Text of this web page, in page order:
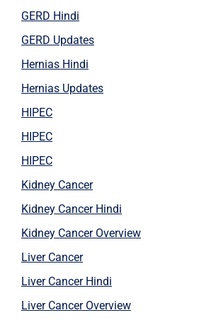
GERD Hindi
GERD Updates
Hernias Hindi
Hernias Updates
HIPEC
HIPEC
HIPEC
Kidney Cancer
Kidney Cancer Hindi
Kidney Cancer Overview
Liver Cancer
Liver Cancer Hindi
Liver Cancer Overview